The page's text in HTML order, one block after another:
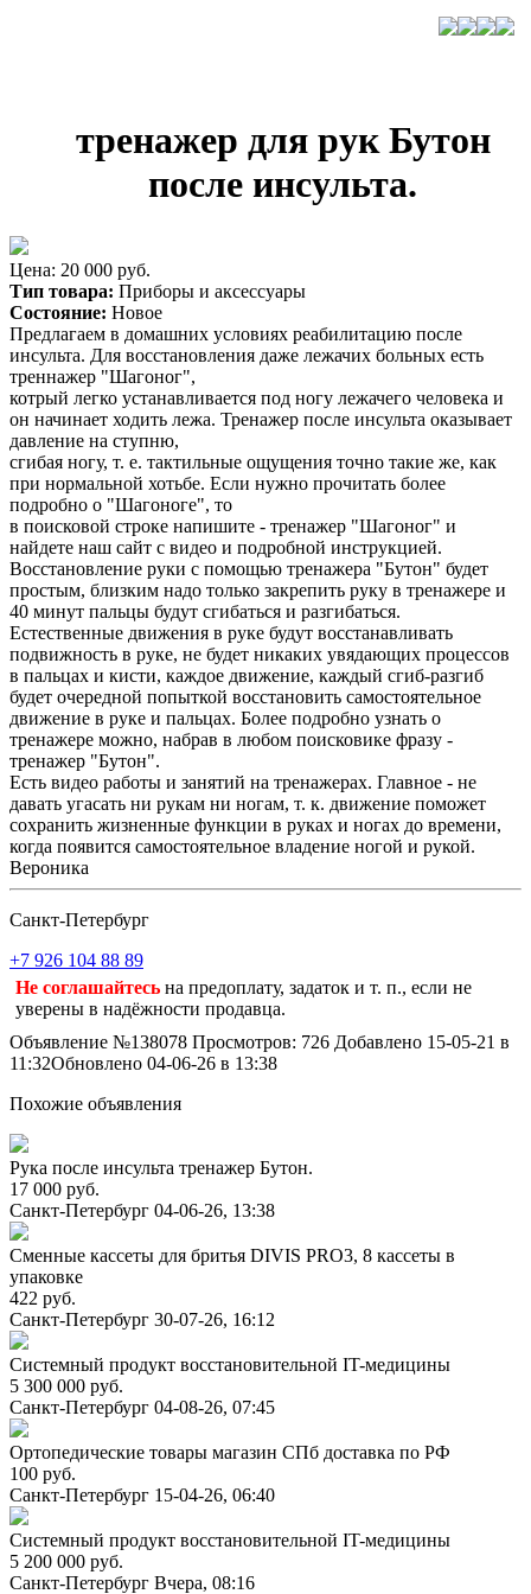
тренажер для рук Бутон
после инсульта.
Цена: 20 000 руб.
Тип товара: Приборы и аксессуары
Состояние: Новое
Предлагаем в домашних условиях реабилитацию после
инсульта. Для восстановления даже лежачих больных есть
треннажер "Шагоног",
котрый легко устанавливается под ногу лежачего человека и
он начинает ходить лежа. Тренажер после инсульта оказывает
давление на ступню,
сгибая ногу, т. е. тактильные ощущения точно такие же, как
при нормальной хотьбе. Если нужно прочитать более
подробно о "Шагоноге", то
в поисковой строке напишите - тренажер "Шагоног" и
найдете наш сайт с видео и подробной инструкцией.
Восстановление руки с помощью тренажера "Бутон" будет
простым, близким надо только закрепить руку в тренажере и
40 минут пальцы будут сгибаться и разгибаться.
Естественные движения в руке будут восстанавливать
подвижность в руке, не будет никаких увядающих процессов
в пальцах и кисти, каждое движение, каждый сгиб-разгиб
будет очередной попыткой восстановить самостоятельное
движение в руке и пальцах. Более подробно узнать о
тренажере можно, набрав в любом поисковике фразу -
тренажер "Бутон".
Есть видео работы и занятий на тренажерах. Главное - не
давать угасать ни рукам ни ногам, т. к. движение поможет
сохранить жизненные функции в руках и ногах до времени,
когда появится самостоятельное владение ногой и рукой.
Вероника
Санкт-Петербург
+7 926 104 88 89
Не соглашайтесь на предоплату, задаток и т. п., если не
уверены в надёжности продавца.
Объявление №138078 Просмотров: 726 Добавлено 15-05-21 в
11:32Обновлено 04-06-26 в 13:38
Похожие объявления
Рука после инсульта тренажер Бутон.
17 000 руб.
Санкт-Петербург 04-06-26, 13:38
Сменные кассеты для бритья DIVIS PRO3, 8 кассеты в
упаковке
422 руб.
Санкт-Петербург 30-07-26, 16:12
Системный продукт восстановительной IT-медицины
5 300 000 руб.
Санкт-Петербург 04-08-26, 07:45
Ортопедические товары магазин СПб доставка по РФ
100 руб.
Санкт-Петербург 15-04-26, 06:40
Системный продукт восстановительной IT-медицины
5 200 000 руб.
Санкт-Петербург Вчера, 08:16